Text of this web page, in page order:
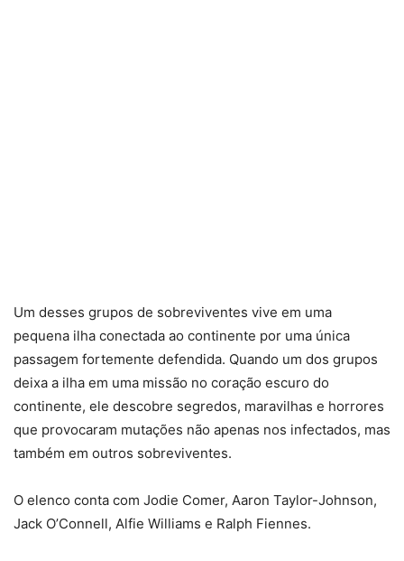
Um desses grupos de sobreviventes vive em uma
pequena ilha conectada ao continente por uma única
passagem fortemente defendida. Quando um dos grupos
deixa a ilha em uma missão no coração escuro do
continente, ele descobre segredos, maravilhas e horrores
que provocaram mutações não apenas nos infectados, mas
também em outros sobreviventes.
O elenco conta com Jodie Comer, Aaron Taylor-Johnson,
Jack O’Connell, Alfie Williams e Ralph Fiennes.